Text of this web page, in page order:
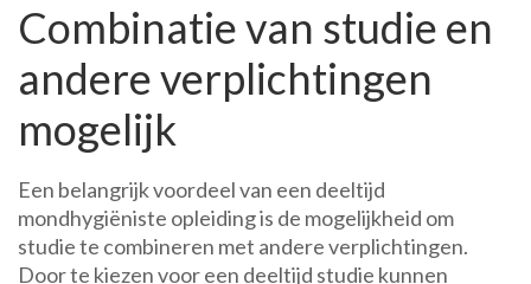
Combinatie van studie en
andere verplichtingen
mogelijk
Een belangrijk voordeel van een deeltijd
mondhygiëniste opleiding is de mogelijkheid om
studie te combineren met andere verplichtingen.
Door te kiezen voor een deeltijd studie kunnen